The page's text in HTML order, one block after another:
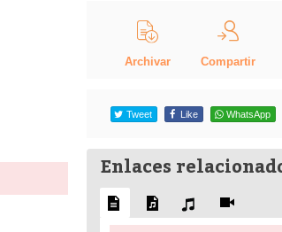
Archivar Compartir
Tweet Like WhatsApp
Enlaces